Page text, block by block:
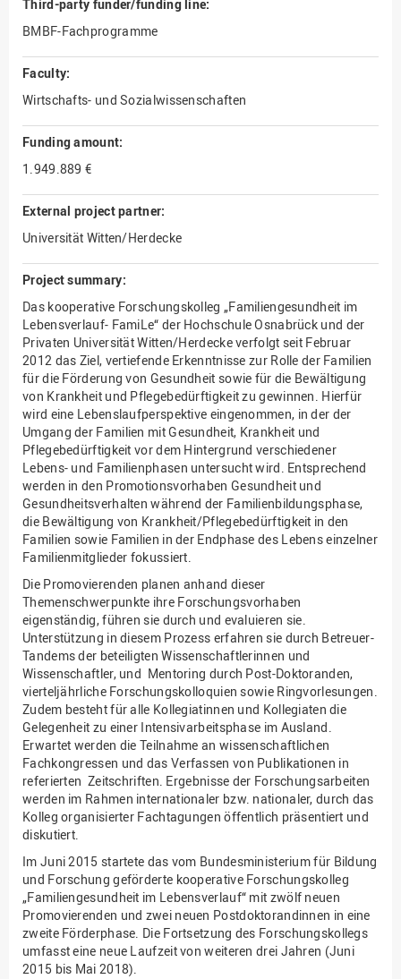
Third-party funder/funding line:
BMBF-Fachprogramme
Faculty:
Wirtschafts- und Sozialwissenschaften
Funding amount:
1.949.889 €
External project partner:
Universität Witten/Herdecke
Project summary:
Das kooperative Forschungskolleg „Familiengesundheit im
Lebensverlauf- FamiLe“ der Hochschule Osnabrück und der
Privaten Universität Witten/Herdecke verfolgt seit Februar
2012 das Ziel, vertiefende Erkenntnisse zur Rolle der Familien
für die Förderung von Gesundheit sowie für die Bewältigung
von Krankheit und Pflegebedürftigkeit zu gewinnen. Hierfür
wird eine Lebenslaufperspektive eingenommen, in der der
Umgang der Familien mit Gesundheit, Krankheit und
Pflegebedürftigkeit vor dem Hintergrund verschiedener
Lebens- und Familienphasen untersucht wird. Entsprechend
werden in den Promotionsvorhaben Gesundheit und
Gesundheitsverhalten während der Familienbildungsphase,
die Bewältigung von Krankheit/Pflegebedürftigkeit in den
Familien sowie Familien in der Endphase des Lebens einzelner
Familienmitglieder fokussiert.
Die Promovierenden planen anhand dieser
Themenschwerpunkte ihre Forschungsvorhaben
eigenständig, führen sie durch und evaluieren sie.
Unterstützung in diesem Prozess erfahren sie durch Betreuer-
Tandems der beteiligten Wissenschaftlerinnen und
Wissenschaftler, und Mentoring durch Post-Doktoranden,
vierteljährliche Forschungskolloquien sowie Ringvorlesungen.
Zudem besteht für alle Kollegiatinnen und Kollegiaten die
Gelegenheit zu einer Intensivarbeitsphase im Ausland.
Erwartet werden die Teilnahme an wissenschaftlichen
Fachkongressen und das Verfassen von Publikationen in
referierten Zeitschriften. Ergebnisse der Forschungsarbeiten
werden im Rahmen internationaler bzw. nationaler, durch das
Kolleg organisierter Fachtagungen öffentlich präsentiert und
diskutiert.
Im Juni 2015 startete das vom Bundesministerium für Bildung
und Forschung geförderte kooperative Forschungskolleg
„Familiengesundheit im Lebensverlauf“ mit zwölf neuen
Promovierenden und zwei neuen Postdoktorandinnen in eine
zweite Förderphase. Die Fortsetzung des Forschungskollegs
umfasst eine neue Laufzeit von weiteren drei Jahren (Juni
2015 bis Mai 2018).